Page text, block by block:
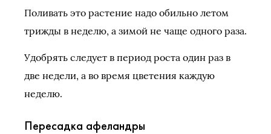
Поливать это растение надо обильно летом
трижды в неделю, а зимой не чаще одного раза.
Удобрять следует в период роста один раз в
две недели, а во время цветения каждую
неделю.
Пересадка афеландры